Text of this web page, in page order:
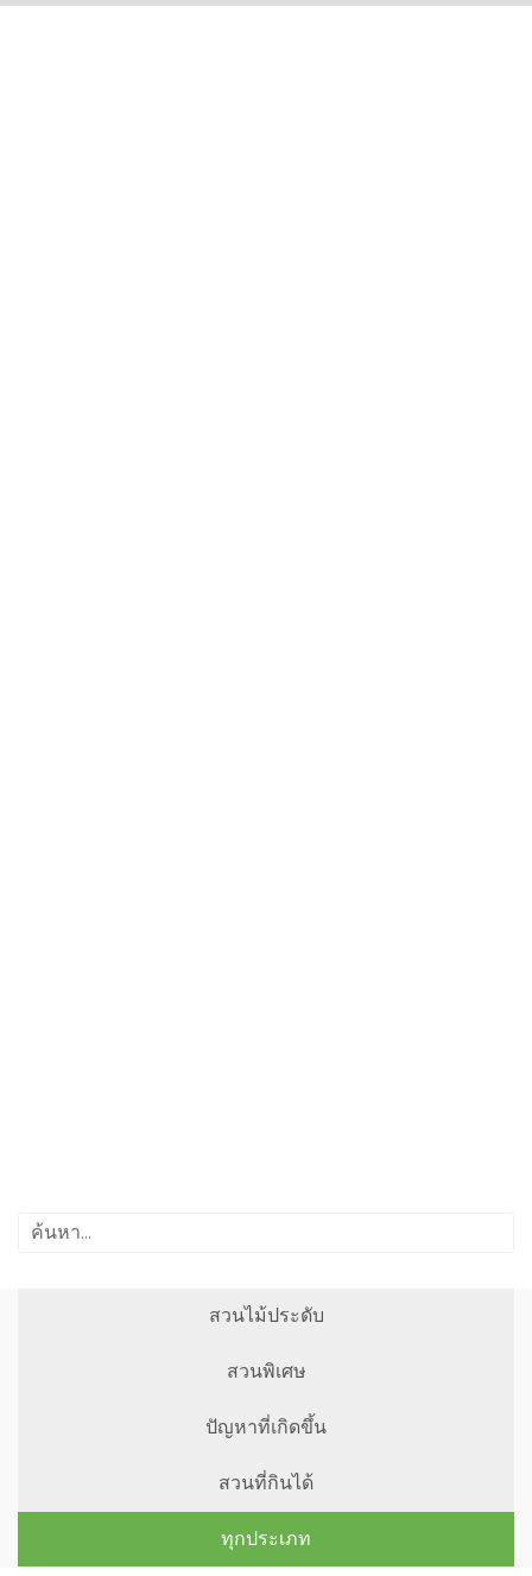
สวนไม้ประดับ
สวนพิเศษ
ปัญหาที่เกิดขึ้น
สวนที่กินได้
ทุกประเภท